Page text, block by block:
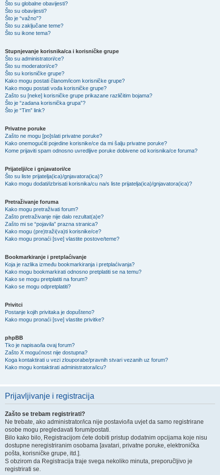
Što su globalne obavijesti?
Što su obavijesti?
Što je “važno”?
Što su zaključane teme?
Što su ikone tema?
Stupnjevanje korisnika/ca i korisničke grupe
Što su administratori/ce?
Što su moderatori/ce?
Što su korisničke grupe?
Kako mogu postati članom/icom korisničke grupe?
Kako mogu postati vođa korisničke grupe?
Zašto su [neke] korisničke grupe prikazane različitim bojama?
Što je “zadana korisnička grupa”?
Što je “Tim” link?
Privatne poruke
Zašto ne mogu [po]slati privatne poruke?
Kako onemogućiti pojedine korisnike/ce da mi šalju privatne poruke?
Kome prijaviti spam odnosno uvredljive poruke dobivene od korisnika/ce foruma?
Prijatelji/ce i gnjavatori/ce
Što su liste prijatelja(ica)/gnjavatora(ica)?
Kako mogu dodati/izbrisati korisnika/cu na/s liste prijatelja(ica)/gnjavatora(ica)?
Pretraživanje foruma
Kako mogu pretraživati forum?
Zašto pretraživanje nije dalo rezultat(a)e?
Zašto mi se “pojavila” prazna stranica?
Kako mogu (pre)traži(va)ti korisnike/ce?
Kako mogu pronaći [sve] vlastite postove/teme?
Bookmarkiranje i pretplaćivanje
Koja je razlika između bookmarkiranja i pretplaćivanja?
Kako mogu bookmarkirati odnosno pretplatiti se na temu?
Kako se mogu pretplatiti na forum?
Kako se mogu odpretplatiti?
Privitci
Postanje kojih privitaka je dopušteno?
Kako mogu pronaći [sve] vlastite privitke?
phpBB
Tko je napisao/la ovaj forum?
Zašto X mogućnost nije dostupna?
Koga kontaktirati u vezi zlouporabe/pravnih stvari vezanih uz forum?
Kako mogu kontaktirati administratora/icu?
Prijavljivanje i registracija
Zašto se trebam registrirati?
Ne trebate, ako administrator/ica nije postavio/la uvjet da samo registrirane
osobe mogu pregledavati forum/postati.
Bilo kako bilo, Registracijom ćete dobiti pristup dodatnim opcijama koje nisu
dostupne neregistriranim osobama [avatari, privatne poruke, elektronička
pošta, korisničke grupe, itd.].
S obzirom da Registracija traje svega nekoliko minuta, preporučljivo je
registrirati se.